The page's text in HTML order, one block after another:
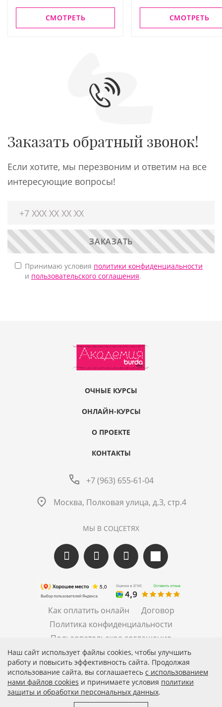
СМОТРЕТЬ СМОТРЕТЬ
Заказать обратный звонок!
Если хотите, мы перезвоним и ответим на все
интересующие вопросы!
ЗАКАЗАТЬ
Принимаю условия политики конфиденциальности
и пользовательского соглашения.
ОЧНЫЕ КУРСЫ
ОНЛАЙН-КУРСЫ
О ПРОЕКТЕ
КОНТАКТЫ
+7 (963) 655-61-04
Москва, Полковая улица, д.3, стр.4
МЫ В СОЦСЕТЯХ
Как оплатить онлайн
Договор
Политика конфиденциальности
Пользовательское соглашение
Правила рассылок
© 2026 АО «БКМ», ОГРН 1027739494584, ИНН 7705056238
127018, Москва, ул. Полковая, д. 3, стр. 4, помещение I,
Наш сайт использует файлы cookies, чтобы улучшить
работу и повысить эффективность сайта. Продолжая
использование сайта, вы соглашаетесь c использованием
нами файлов cookies и принимаете условия политики
защиты и обработки персональных данных.